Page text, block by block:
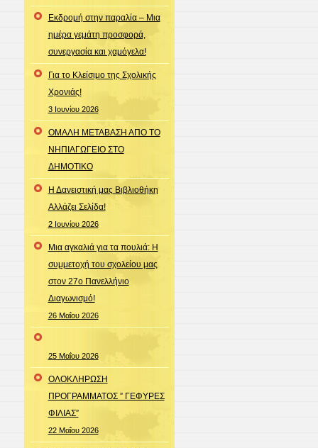
Εκδρομή στην παραλία – Μια
ημέρα γεμάτη προσφορά,
συνεργασία και χαμόγελα!
Για το Κλείσιμο της Σχολικής
Χρονιάς!
3 Ιουνίου 2026
ΟΜΑΛΗ ΜΕΤΑΒΑΣΗ ΑΠΟ ΤΟ
ΝΗΠΙΑΓΩΓΕΙΟ ΣΤΟ
ΔΗΜΟΤΙΚΟ
Η Δανειστική μας Βιβλιοθήκη
Αλλάζει Σελίδα!
2 Ιουνίου 2026
Μια αγκαλιά για τα πουλιά: Η
συμμετοχή του σχολείου μας
στον 27ο Πανελλήνιο
Διαγωνισμό!
26 Μαΐου 2026
25 Μαΐου 2026
ΟΛΟΚΛΗΡΩΣΗ
ΠΡΟΓΡΑΜΜΑΤΟΣ ” ΓΕΦΥΡΕΣ
ΦΙΛΙΑΣ”
22 Μαΐου 2026